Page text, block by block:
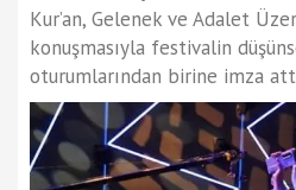
Kur’an, Gelenek ve Adalet
konuşmasıyla festivalin
oturumlarından birine imza